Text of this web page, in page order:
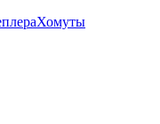
Хомуты